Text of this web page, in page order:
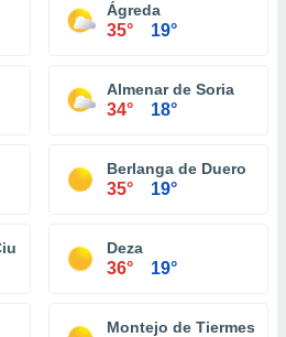
Ágreda
35° 19°
Almenar de Soria
34° 18°
Berlanga de Duero
35° 19°
de OsmaDeza
36° 19°
Montejo de Tiermes